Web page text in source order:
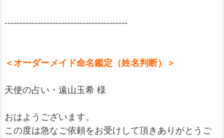
-----------------------------------------
＜オーダーメイド命名鑑定（姓名判断）＞
天使の占い・遠山玉希 様
おはようございます。
この度は急なご依頼をお受けして頂きありがとうご